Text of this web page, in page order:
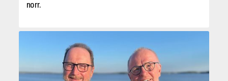
norr.